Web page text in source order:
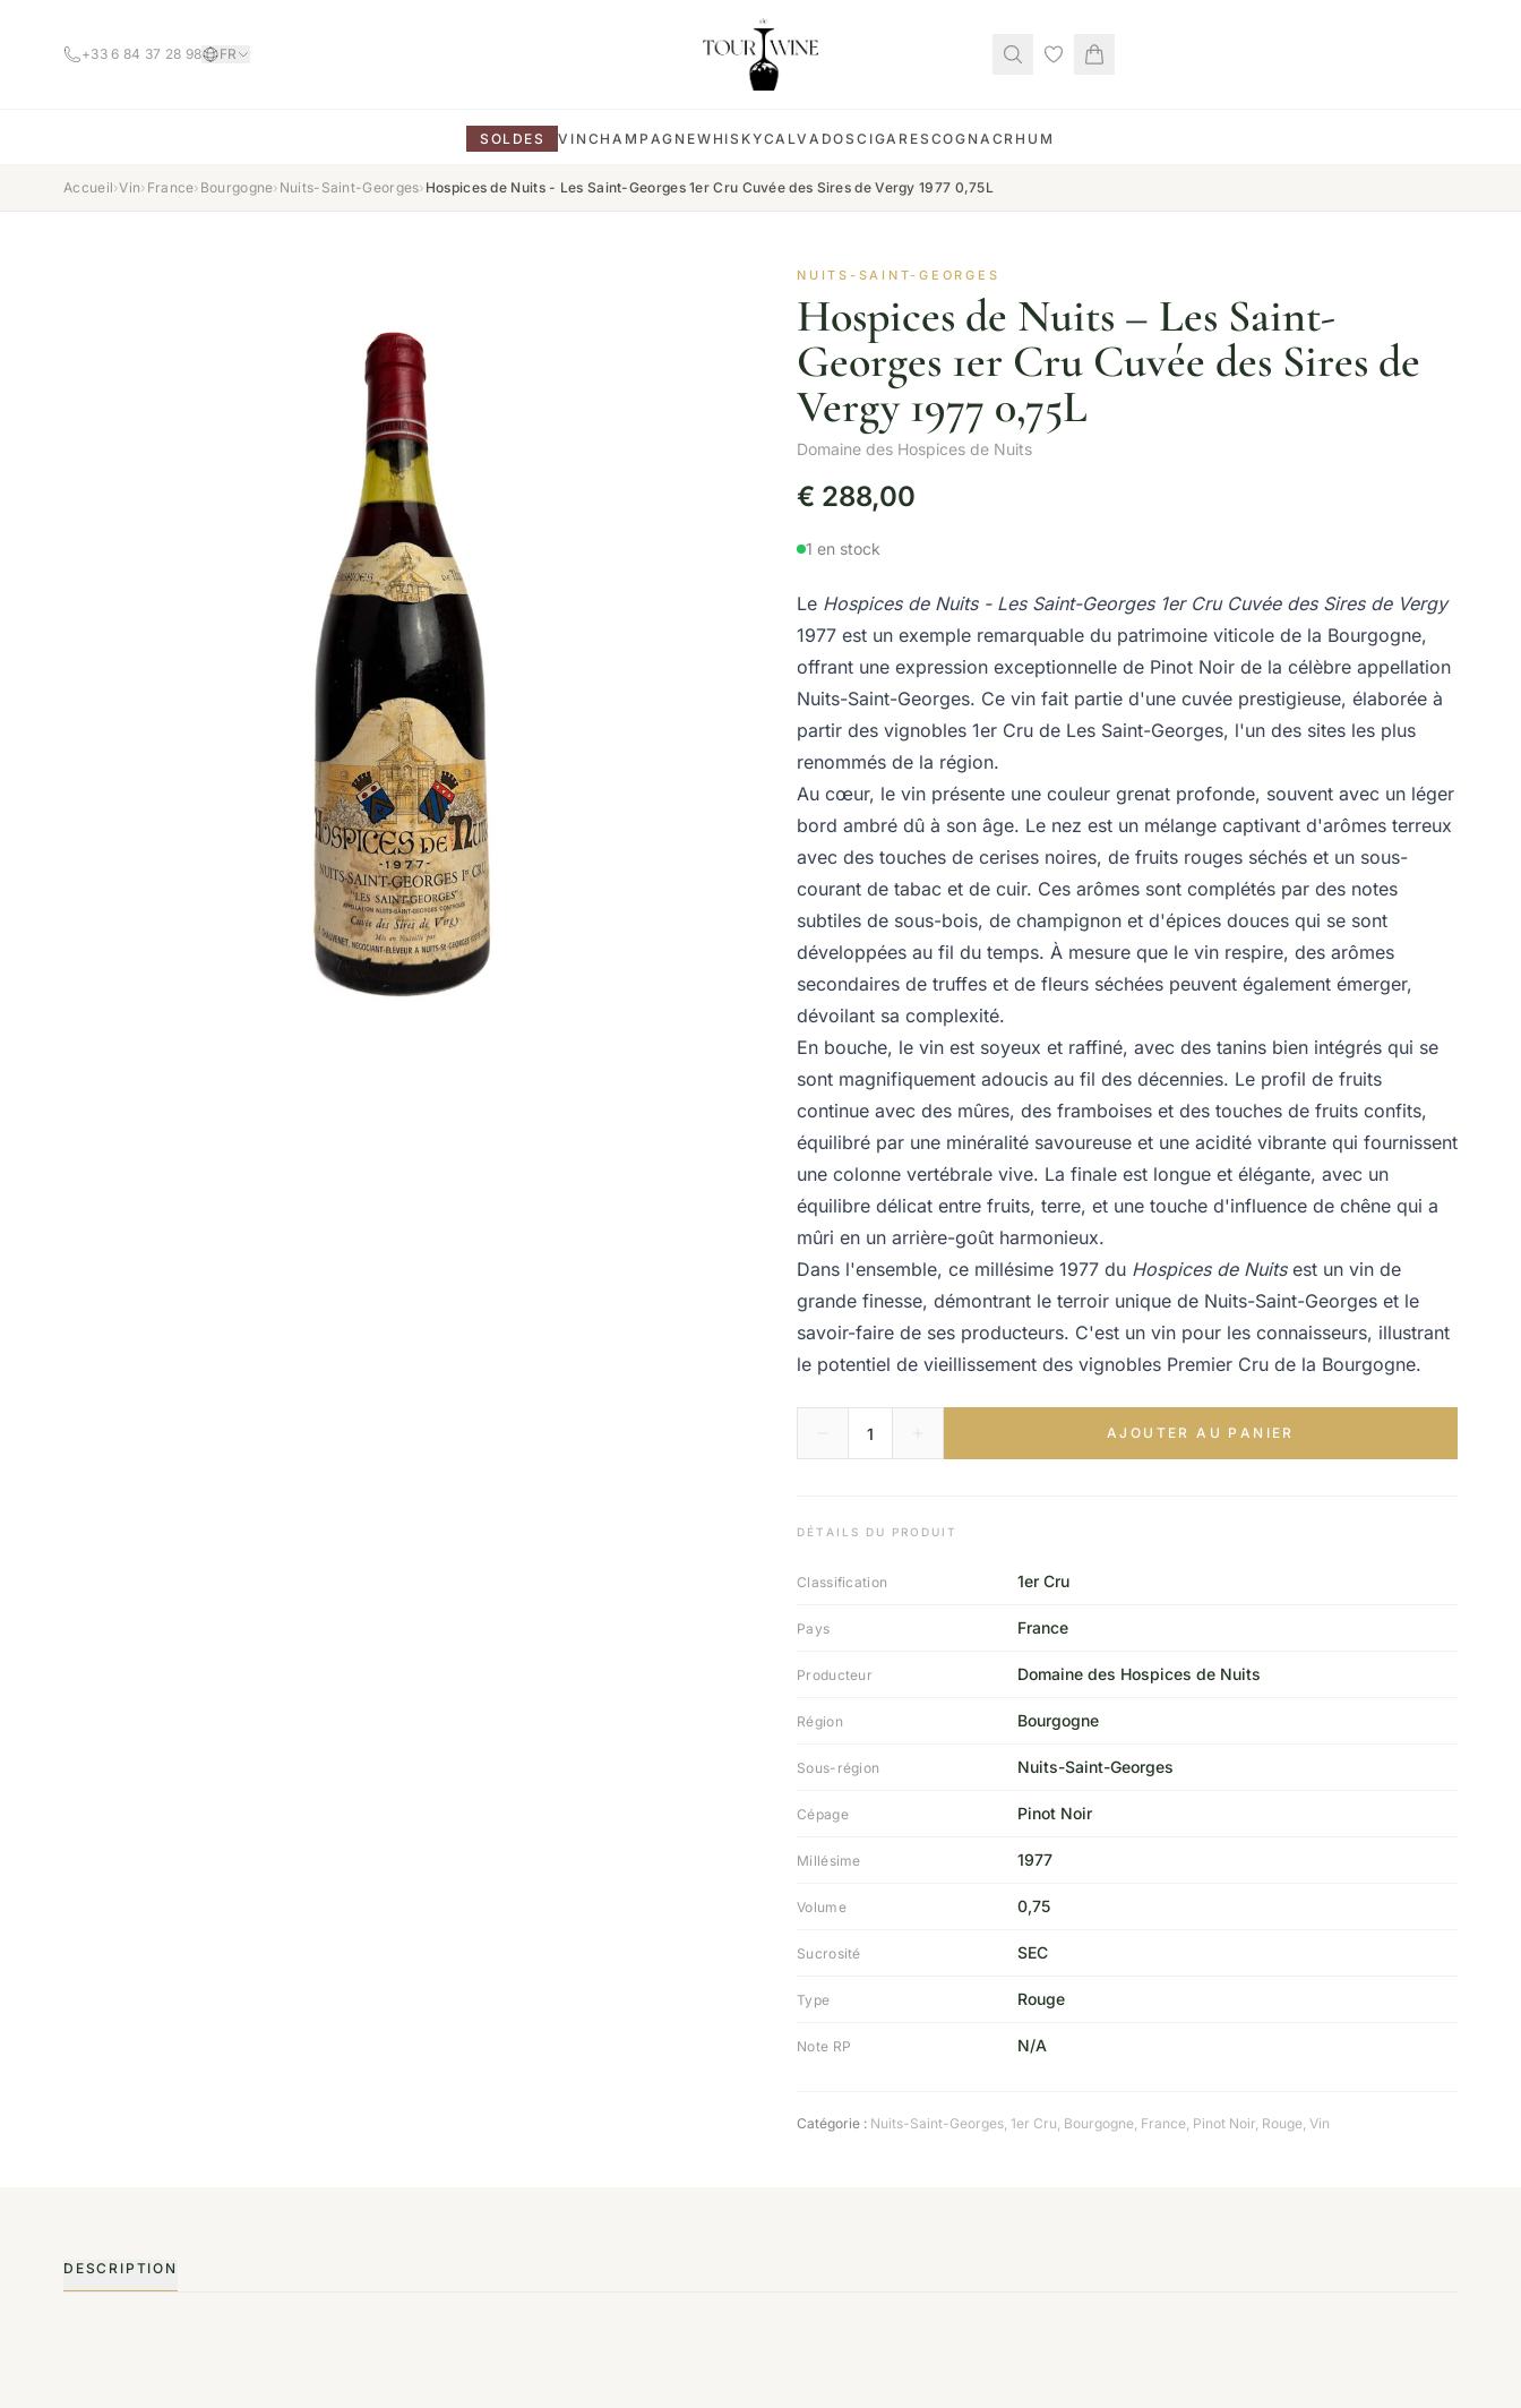
+33 6 84 37 28 98 FR
SOLDES VIN CHAMPAGNEWHISKYCALVADOS CIGARES COGNAC RHUM
Accueil›Vin› France› Bourgogne› Nuits-Saint-Georges› Hospices de Nuits - Les Saint-Georges 1er Cru Cuvée des Sires de Vergy 1977 0,75L
NUITS-SAINT-GEORGES
Hospices de Nuits – Les Saint-
Georges 1er Cru Cuvée des Sires de
Vergy 1977 0,75L
Domaine des Hospices de Nuits
€ 288,00
1 en stock
Le Hospices de Nuits - Les Saint-Georges 1er Cru Cuvée des Sires de Vergy
1977 est un exemple remarquable du patrimoine viticole de la Bourgogne,
offrant une expression exceptionnelle de Pinot Noir de la célèbre appellation
Nuits-Saint-Georges. Ce vin fait partie d'une cuvée prestigieuse, élaborée à
partir des vignobles 1er Cru de Les Saint-Georges, l'un des sites les plus
renommés de la région.
Au cœur, le vin présente une couleur grenat profonde, souvent avec un léger
bord ambré dû à son âge. Le nez est un mélange captivant d'arômes terreux
avec des touches de cerises noires, de fruits rouges séchés et un sous-
courant de tabac et de cuir. Ces arômes sont complétés par des notes
subtiles de sous-bois, de champignon et d'épices douces qui se sont
développées au fil du temps. À mesure que le vin respire, des arômes
secondaires de truffes et de fleurs séchées peuvent également émerger,
dévoilant sa complexité.
En bouche, le vin est soyeux et raffiné, avec des tanins bien intégrés qui se
sont magnifiquement adoucis au fil des décennies. Le profil de fruits
continue avec des mûres, des framboises et des touches de fruits confits,
équilibré par une minéralité savoureuse et une acidité vibrante qui fournissent
une colonne vertébrale vive. La finale est longue et élégante, avec un
équilibre délicat entre fruits, terre, et une touche d'influence de chêne qui a
mûri en un arrière-goût harmonieux.
Dans l'ensemble, ce millésime 1977 du Hospices de Nuitsest un vin de
grande finesse, démontrant le terroir unique de Nuits-Saint-Georges et le
savoir-faire de ses producteurs. C'est un vin pour les connaisseurs, illustrant
le potentiel de vieillissement des vignobles Premier Cru de la Bourgogne.
AJOUTER AU PANIER
DÉTAILS DU PRODUIT
Classification 1er Cru
Pays France
Producteur Domaine des Hospices de Nuits
Région Bourgogne
Sous-région Nuits-Saint-Georges
Cépage Pinot Noir
Millésime 1977
Volume 0,75
Sucrosité SEC
Type Rouge
Note RP N/A
Catégorie : Nuits-Saint-Georges, 1er Cru, Bourgogne, France, Pinot Noir, Rouge, Vin
DESCRIPTION